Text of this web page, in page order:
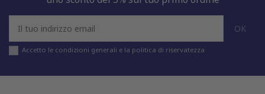
Accetto le condizioni generali e la politica di riservatezza